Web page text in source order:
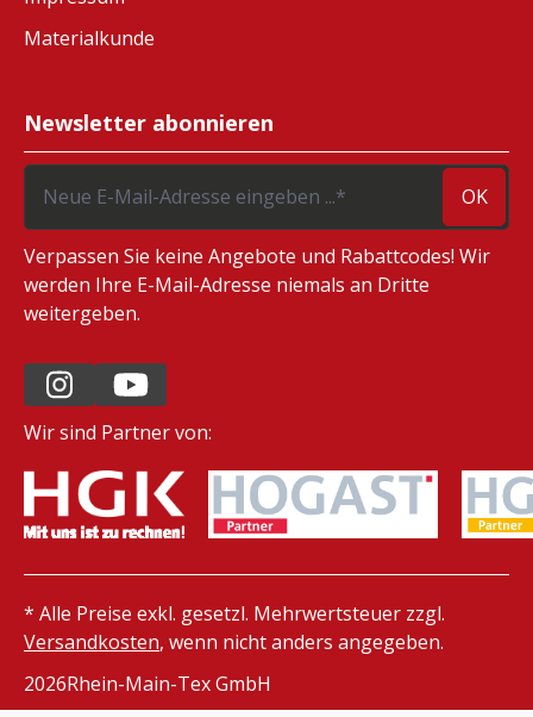
Materialkunde
Newsletter abonnieren
OK
Verpassen Sie keine Angebote und Rabattcodes! Wir
werden Ihre E-Mail-Adresse niemals an Dritte
weitergeben.
Wir sind Partner von:
* Alle Preise exkl. gesetzl. Mehrwertsteuer zzgl.
Versandkosten, wenn nicht anders angegeben.
2026Rhein-Main-Tex GmbH